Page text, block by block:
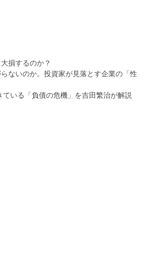
損するのか？
ないのか。投資家が見落とす企業の「性
いる「負債の危機」を吉田繁治が解説